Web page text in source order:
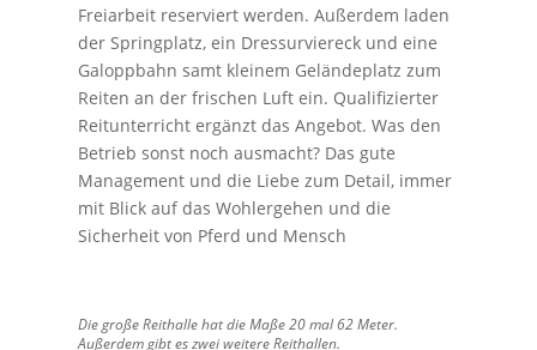
Freiarbeit reserviert werden. Außerdem laden
der Springplatz, ein Dressurviereck und eine
Galoppbahn samt kleinem Geländeplatz zum
Reiten an der frischen Luft ein. Qualifizierter
Reitunterricht ergänzt das Angebot. Was den
Betrieb sonst noch ausmacht? Das gute
Management und die Liebe zum Detail, immer
mit Blick auf das Wohlergehen und die
Sicherheit von Pferd und Mensch
Die große Reithalle hat die Maße 20 mal 62 Meter.
Außerdem gibt es zwei weitere Reithallen.